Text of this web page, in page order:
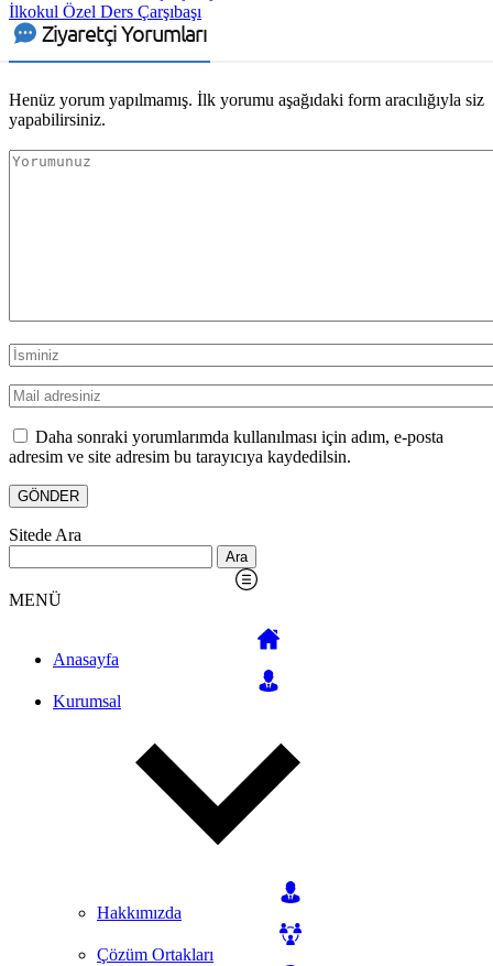
İlkokul Özel Ders Çarşıbaşı
Ziyaretçi Yorumları
Henüz yorum yapılmamış. İlk yorumu aşağıdaki form aracılığıyla siz
yapabilirsiniz.
Daha sonraki yorumlarımda kullanılması için adım, e-posta
adresim ve site adresim bu tarayıcıya kaydedilsin.
Sitede Ara
MENÜ
Anasayfa
Kurumsal
Hakkımızda
Çözüm Ortakları